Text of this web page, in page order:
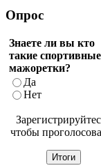
Опрос
Знаете ли вы кто
такие спортивные
мажоретки?
Да
Нет
чтобы